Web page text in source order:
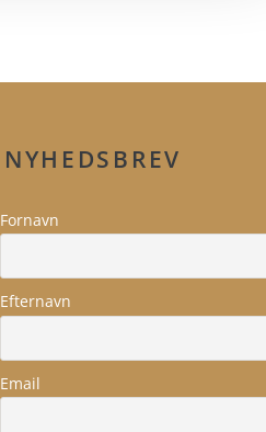
NYHEDSBREV
Fornavn
Efternavn
Email